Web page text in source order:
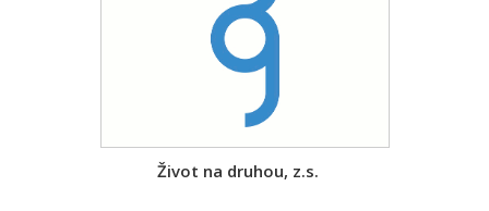
Život na druhou, z.s.